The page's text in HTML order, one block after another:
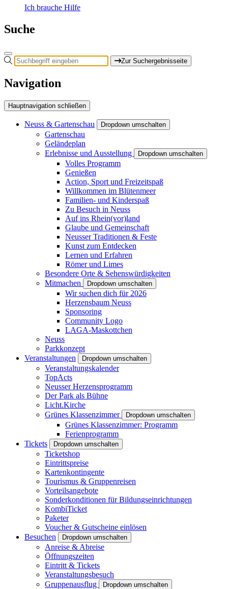
Ich brauche Hilfe
Suche
Zur Suchergebnisseite
Navigation
Hauptnavigation schließen
Neuss & Gartenschau Dropdown umschalten
Gartenschau
Geländeplan
Erlebnisse und Ausstellung
Dropdown umschalten
Volles Programm
Genießen
Action, Sport und Freizeitspaß
Willkommen im Blütenmeer
Familien- und Kinderspaß
Zu Besuch in Neuss
Auf ins Rhein(vor)land
Glaube und Gemeinschaft
Neusser Traditionen & Feste
Kunst zum Entdecken
Lernen und Erfahren
Römer und Limes
Besondere Orte & Sehenswürdigkeiten
Mitmachen
Dropdown umschalten
Wir suchen dich für 2026
Herzensbaum Neuss
Sponsoring
Community Logo
LAGA-Maskottchen
Neuss
Parkkonzept
Veranstaltungen
Dropdown umschalten
Veranstaltungskalender
TopActs
Neusser Herzensprogramm
Der Park als Bühne
Licht.Kirche
Grünes Klassenzimmer
Dropdown umschalten
Grünes Klassenzimmer: Programm
Ferienprogramm
Tickets
Dropdown umschalten
Ticketshop
Eintrittspreise
Kartenkontingente
Tourismus & Gruppenreisen
Vorteilsangebote
Sonderkonditionen für Bildungseinrichtungen
KombiTicket
Paketer
Voucher & Gutscheine einlösen
Besuchen
Dropdown umschalten
Anreise & Abreise
Öffnungszeiten
Eintritt & Tickets
Veranstaltungsbesuch
Gruppenausflug
Dropdown umschalten